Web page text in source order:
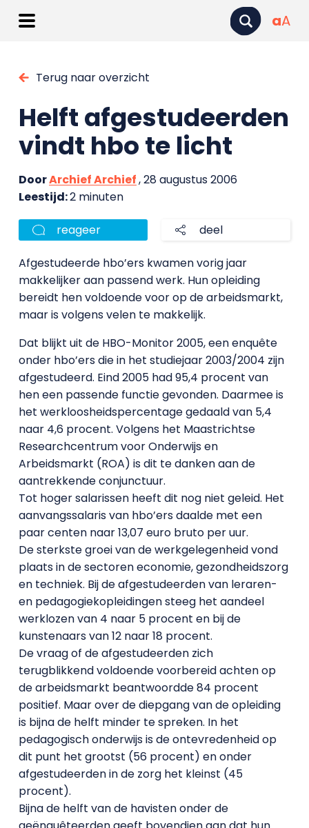
aA
Terug naar overzicht
Helft afgestudeerden
vindt hbo te licht
DoorArchief Archief, 28 augustus 2006
Leestijd:2 minuten
reageer deel
Afgestudeerde hbo’ers kwamen vorig jaar
makkelijker aan passend werk. Hun opleiding
bereidt hen voldoende voor op de arbeidsmarkt,
maar is volgens velen te makkelijk.
Dat blijkt uit de HBO-Monitor 2005, een enquête
onder hbo’ers die in het studiejaar 2003/2004 zijn
afgestudeerd. Eind 2005 had 95,4 procent van
hen een passende functie gevonden. Daarmee is
het werkloosheidspercentage gedaald van 5,4
naar 4,6 procent. Volgens het Maastrichtse
Researchcentrum voor Onderwijs en
Arbeidsmarkt (ROA) is dit te danken aan de
aantrekkende conjunctuur.
Tot hoger salarissen heeft dit nog niet geleid. Het
aanvangssalaris van hbo’ers daalde met een
paar centen naar 13,07 euro bruto per uur.
De sterkste groei van de werkgelegenheid vond
plaats in de sectoren economie, gezondheidszorg
en techniek. Bij de afgestudeerden van leraren-
en pedagogiekopleidingen steeg het aandeel
werklozen van 4 naar 5 procent en bij de
kunstenaars van 12 naar 18 procent.
De vraag of de afgestudeerden zich
terugblikkend voldoende voorbereid achten op
de arbeidsmarkt beantwoordde 84 procent
positief. Maar over de diepgang van de opleiding
is bijna de helft minder te spreken. In het
pedagogisch onderwijs is de ontevredenheid op
dit punt het grootst (56 procent) en onder
afgestudeerden in de zorg het kleinst (45
procent).
Bijna de helft van de havisten onder de